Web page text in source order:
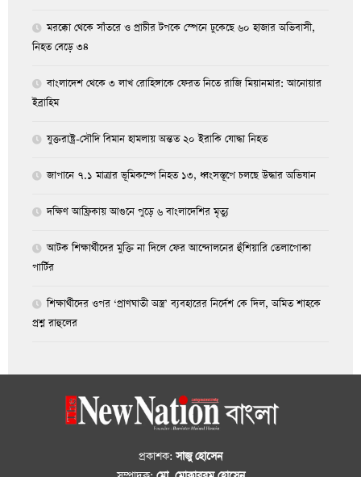
মরক্কো থেকে সাঁতরে ও প্রাচীর টপকে স্পেনে ঢুকেছে ৬০ হাজার অভিবাসী,
নিহত বেড়ে ৩৪
বাংলাদেশ থেকে ৩ লাখ রোহিঙ্গাকে ফেরত নিতে রাজি মিয়ানমার: আনোয়ার
ইব্রাহিম
যুক্তরাষ্ট্র-সৌদি বিমান হামলায় অন্তত ২০ ইরাকি যোদ্ধা নিহত
জাপানে ৭.১ মাত্রার ভূমিকম্পে নিহত ১৩, ধ্বংসস্তূপে চলছে উদ্ধার অভিযান
দক্ষিণ আফ্রিকায় আগুনে পুড়ে ৬ বাংলাদেশির মৃত্যু
আটক শিক্ষার্থীদের মুক্তি না দিলে ফের আন্দোলনের হুঁশিয়ারি তেলাপোকা
পার্টির
শিক্ষার্থীদের ওপর ‘প্রাণঘাতী অস্ত্র’ ব্যবহারের নির্দেশ কে দিল, অমিত শাহকে
প্রশ্ন রাহুলের
প্রকাশক:সাজু হোসেন